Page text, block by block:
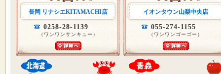
長岡 リナシエKITAMACHI店
0258-28-1139
（ワンワンサンキュー）
イオンタウン山梨中央店
055-274-1155
（ワンワンゴーゴー）